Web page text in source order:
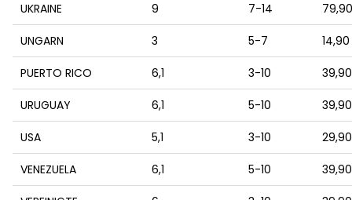
UKRAINE 9 7-14
UNGARN 3 5-7
PUERTO RICO 6,1 3-10
URUGUAY 6,1 5-10
USA 5,1 3-10
VENEZUELA 6,1 5-10